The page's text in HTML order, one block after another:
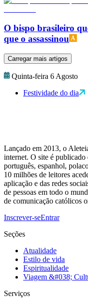
O bispo brasileiro
que o assassinou
Carregar mais artigos
Quinta-feira 6 Agosto
Festividade do dia
Lançado em 2013, o
internet. O site é publicado
português, espanhol,
10 milhões de leitores
aplicação e das redes
de pessoas em todo o
de comunicação católicos
Inscrever-seEntrar
Seções
Atualidade
Estilo de vida
Espiritualidade
Viagem &#038;
Serviços